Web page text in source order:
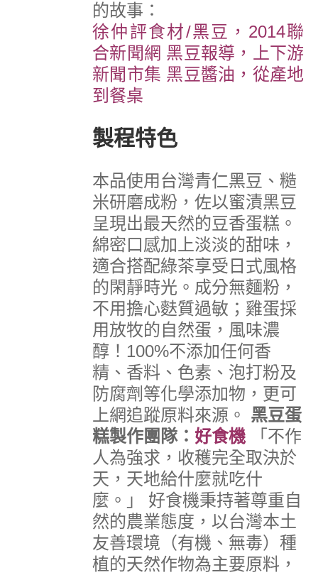
的故事：
徐仲評食材/黑豆，2014聯
合新聞網 黑豆報導，上下游
新聞市集 黑豆醬油，從產地
到餐桌
製程特色
本品使用台灣青仁黑豆、糙
米研磨成粉，佐以蜜漬黑豆
呈現出最天然的豆香蛋糕。
綿密口感加上淡淡的甜味，
適合搭配綠茶享受日式風格
的閑靜時光。 成分無麵粉，
不用擔心麩質過敏；雞蛋採
用放牧的自然蛋，風味濃
醇！ 100%不添加任何香
精、香料、色素、泡打粉及
防腐劑等化學添加物， 更可
上網追蹤原料來源。 黑豆蛋
糕製作團隊： 好食機
「不作
人為強求，收穫完全取決於
天，天地給什麼就吃什
麼。」
好食機秉持著尊重自
然的農業態度，以台灣本土
友善環境（有機、無毒）種
植的天然作物為主要原料，